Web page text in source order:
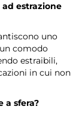
estrazione
uno
comodo
estraibili,
in cui non
a sfera?